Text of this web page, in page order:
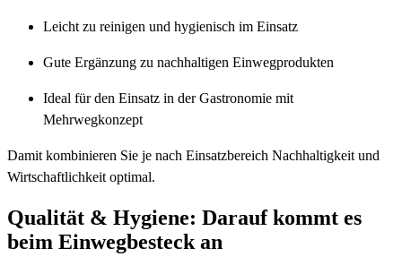
Leicht zu reinigen und hygienisch im Einsatz
Gute Ergänzung zu nachhaltigen Einwegprodukten
Ideal für den Einsatz in der Gastronomie mit
Mehrwegkonzept
Damit kombinieren Sie je nach Einsatzbereich Nachhaltigkeit und
Wirtschaftlichkeit optimal.
Qualität & Hygiene: Darauf kommt es
beim Einwegbesteck an